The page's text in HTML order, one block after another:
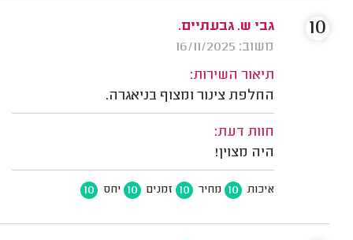
גבי ש. גבעתיים.
משוב: 16/11/2025
תיאור השירות:
החלפת צינור ומצוף בניאגרה.
חוות דעת:
היה מצוין!
איכות 10 מחיר 10 זמנים 10 יחס 10
10